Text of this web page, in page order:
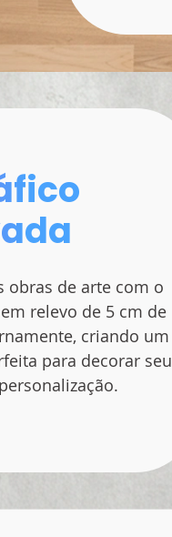
obras de arte com o
relevo de 5 cm de
criando um
para decorar seu